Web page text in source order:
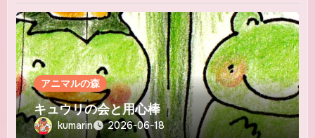
アニマルの森
キュウリの会と用心棒
kumarin 2026-06-18